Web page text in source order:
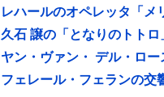
レハールのオペレッタ「メ
久石 譲の「となりのトト
ヤン・ヴァン・ デル・ロ
フェレール・フェランの交